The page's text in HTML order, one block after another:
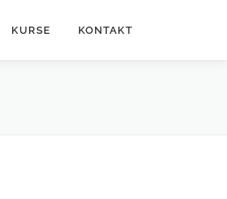
KURSE KONTAKT